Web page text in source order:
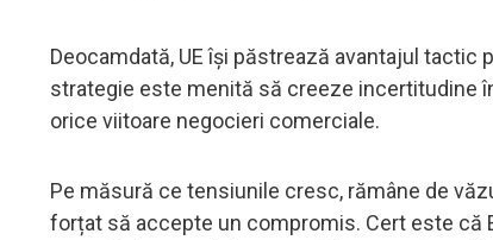
Deocamdată, UE își păstrează avantajul
strategie este menită să creeze incertitudine
orice viitoare negocieri comerciale.
Pe măsură ce tensiunile cresc, rămâne de
forțat să accepte un compromis. Cert este că